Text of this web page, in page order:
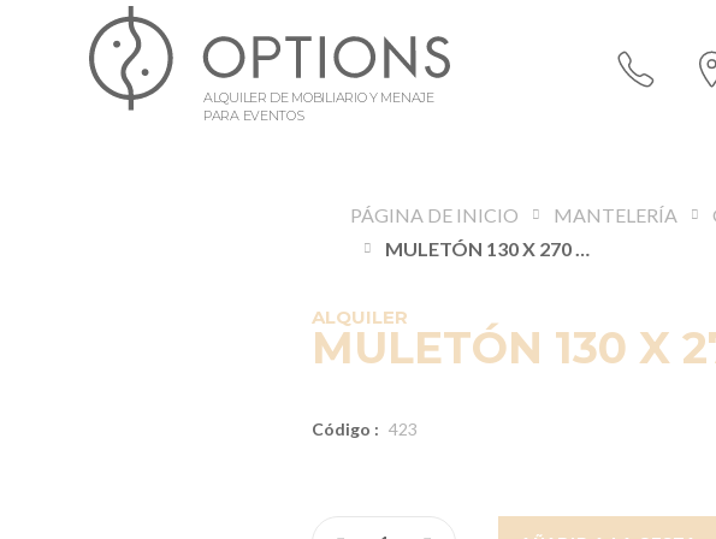
ALQUILER DE MOBILIARIO Y MENAJE
PARA EVENTOS
PÁGINA DE INICIO MANTELERÍA
MULETÓN 130 X 270 CM.
ALQUILER
MULETÓN 130 X
Código : 423